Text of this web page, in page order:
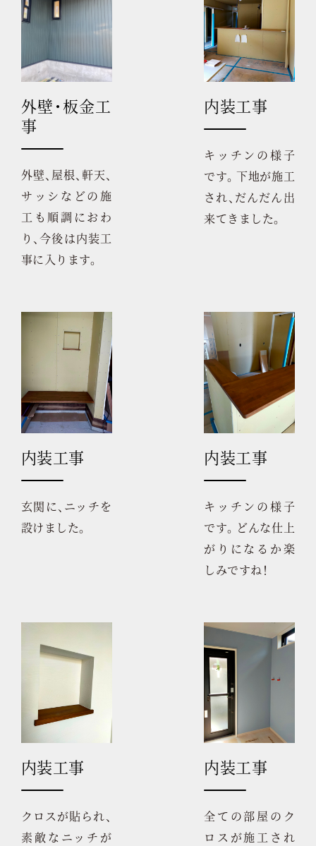
外壁・板金工
事
外壁、屋根、軒天、
サッシなどの施
工も順調におわ
り、今後は内装工
事に入ります。
内装工事
キッチンの様子
です。 下地が施工
され、だんだん出
来てきました。
内装工事
玄関に、ニッチを
設けました。
内装工事
キッチンの様子
です。 どんな仕上
がりになるか楽
しみですね！
内装工事
クロスが貼られ、
素敵なニッチが
内装工事
全ての部屋のク
ロスが施工され